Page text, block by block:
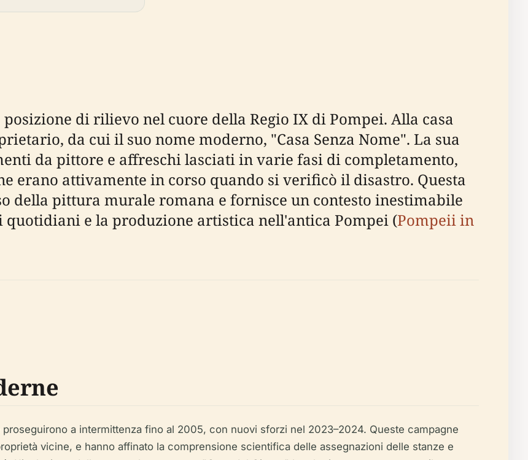
posizione di rilievo nel cuore della Regio IX di Pompei. Alla casa
da cui il suo nome moderno, "Casa Senza Nome". La sua
da pittore e affreschi lasciati in varie fasi di completamento,
erano attivamente in corso quando si verificò il disastro. Questa
della pittura murale romana e fornisce un contesto inestimabile
e la produzione artistica nell'antica Pompei (Pompeii in
a intermittenza fino al 2005, con nuovi sforzi nel 2023–2024. Queste campagne
vicine, e hanno affinato la comprensione scientifica delle assegnazioni delle stanze e